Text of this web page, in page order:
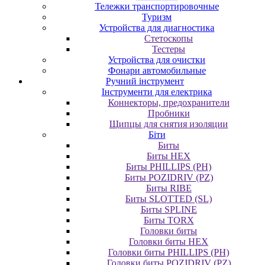
Тележки транспортировочные
Туризм
Устройства для диагностика
Стетоскопы
Тестеры
Устройства для очистки
Фонари автомобильные
Ручний інструмент
Інструменти для електрика
Коннекторы, предохранители
Пробники
Щипцы для снятия изоляции
Біти
Биты
Биты HEX
Биты PHILLIPS (PH)
Биты POZIDRIV (PZ)
Биты RIBE
Биты SLOTTED (SL)
Биты SPLINE
Биты TORX
Головки биты
Головки биты HEX
Головки биты PHILLIPS (PH)
Головки биты POZIDRIV (PZ)